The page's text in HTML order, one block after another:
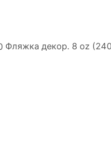
Фляжка декор. 8 oz